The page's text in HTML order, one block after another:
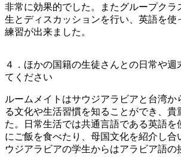
非常に効果的でした。またグループクラ
生とディスカッションを行い、英語を使
練習が出来ました。
４．ほかの国籍の生徒さんとの日常や週
てください
ルームメイトはサウジアラビアと台湾か
る文化や生活習慣を知ることができ、貴
た。日常生活では共通言語である英語を
にご飯を食べたり、母国文化を紹介し合
ウジアラビアの学生からはアラビア語の